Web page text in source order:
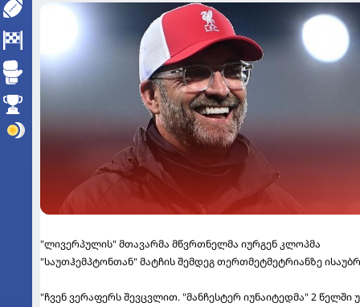
"ლივერპულის" მთავარმა მწვრთნელმა იურგენ კლოპმა
"საუთჰემპტონთან" მატჩის შემდეგ თერთმეტმეტრიანზე
"ჩვენ ვერაფერს შევცვლით. "მანჩესტერ იუნაიტედმა" 2 წელში